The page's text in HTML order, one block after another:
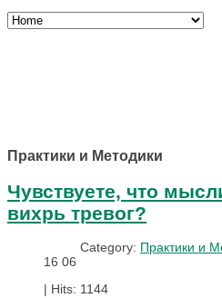
Практики и Методики
Чувствуете, что
вихрь тревог?
Category: Практики и
16 06
| Hits: 1144